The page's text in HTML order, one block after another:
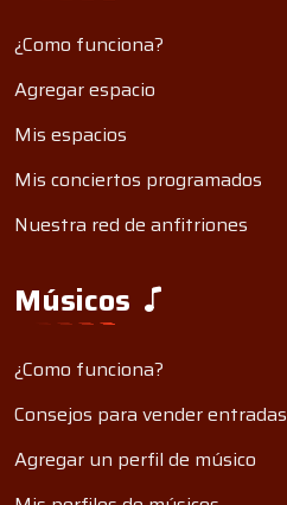
¿Como funciona?
Agregar espacio
Mis espacios
Mis conciertos programados
Nuestra red de anfitriones
Músicos
¿Como funciona?
Consejos para vender entradas
Agregar un perfil de músico